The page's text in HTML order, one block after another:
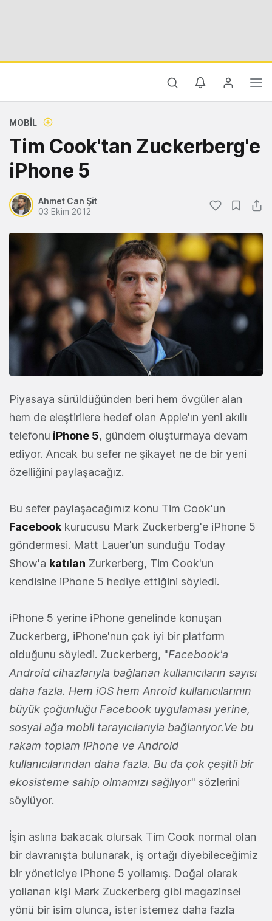
MOBIL
Tim Cook'tan Zuckerberg'e
iPhone 5
Ahmet Can Şit
03 Ekim 2012
Piyasaya sürüldüğünden beri hem övgüler alan
hem de eleştirilere hedef olan Apple'ın yeni akıllı
telefonu iPhone 5, gündem oluşturmaya devam
ediyor. Ancak bu sefer ne şikayet ne de bir yeni
özelliğini paylaşacağız.
Bu sefer paylaşacağımız konu Tim Cook'un
Facebook kurucusu Mark Zuckerberg'e iPhone 5
göndermesi. Matt Lauer'un sunduğu Today
Show'a katılan Zurkerberg, Tim Cook'un
kendisine iPhone 5 hediye ettiğini söyledi.
iPhone 5 yerine iPhone genelinde konuşan
Zuckerberg, iPhone'nun çok iyi bir platform
olduğunu söyledi. Zuckerberg, "Facebook'a
Android cihazlarıyla bağlanan kullanıcıların sayısı
daha fazla. Hem iOS hem Anroid kullanıcılarının
büyük çoğunluğu Facebook uygulaması yerine,
sosyal ağa mobil tarayıcılarıyla bağlanıyor.Ve bu
rakam toplam iPhone ve Android
kullanıcılarından daha fazla. Bu da çok çeşitli bir
ekosisteme sahip olmamızı sağlıyor" sözlerini
söylüyor.
İşin aslına bakacak olursak Tim Cook normal olan
bir davranışta bulunarak, iş ortağı diyebileceğimiz
bir yöneticiye iPhone 5 yollamış. Doğal olarak
yollanan kişi Mark Zuckerberg gibi magazinsel
yönü bir isim olunca, ister istemez daha fazla